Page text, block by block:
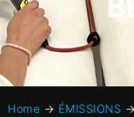
Home → ÉMISSIONS →